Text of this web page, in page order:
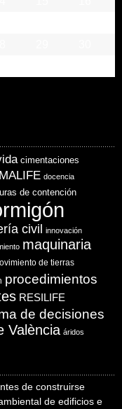
cimentaciones
docencia
de contención
civil innovación
maquinaria
de tierras
procedimientos
RESILIFE
de decisiones
València áridos
de construirse
de edificios e